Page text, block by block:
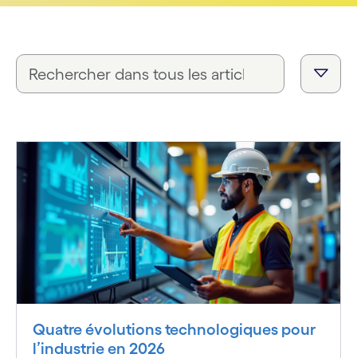
Quatre évolutions technologiques pour
l’industrie en 2026